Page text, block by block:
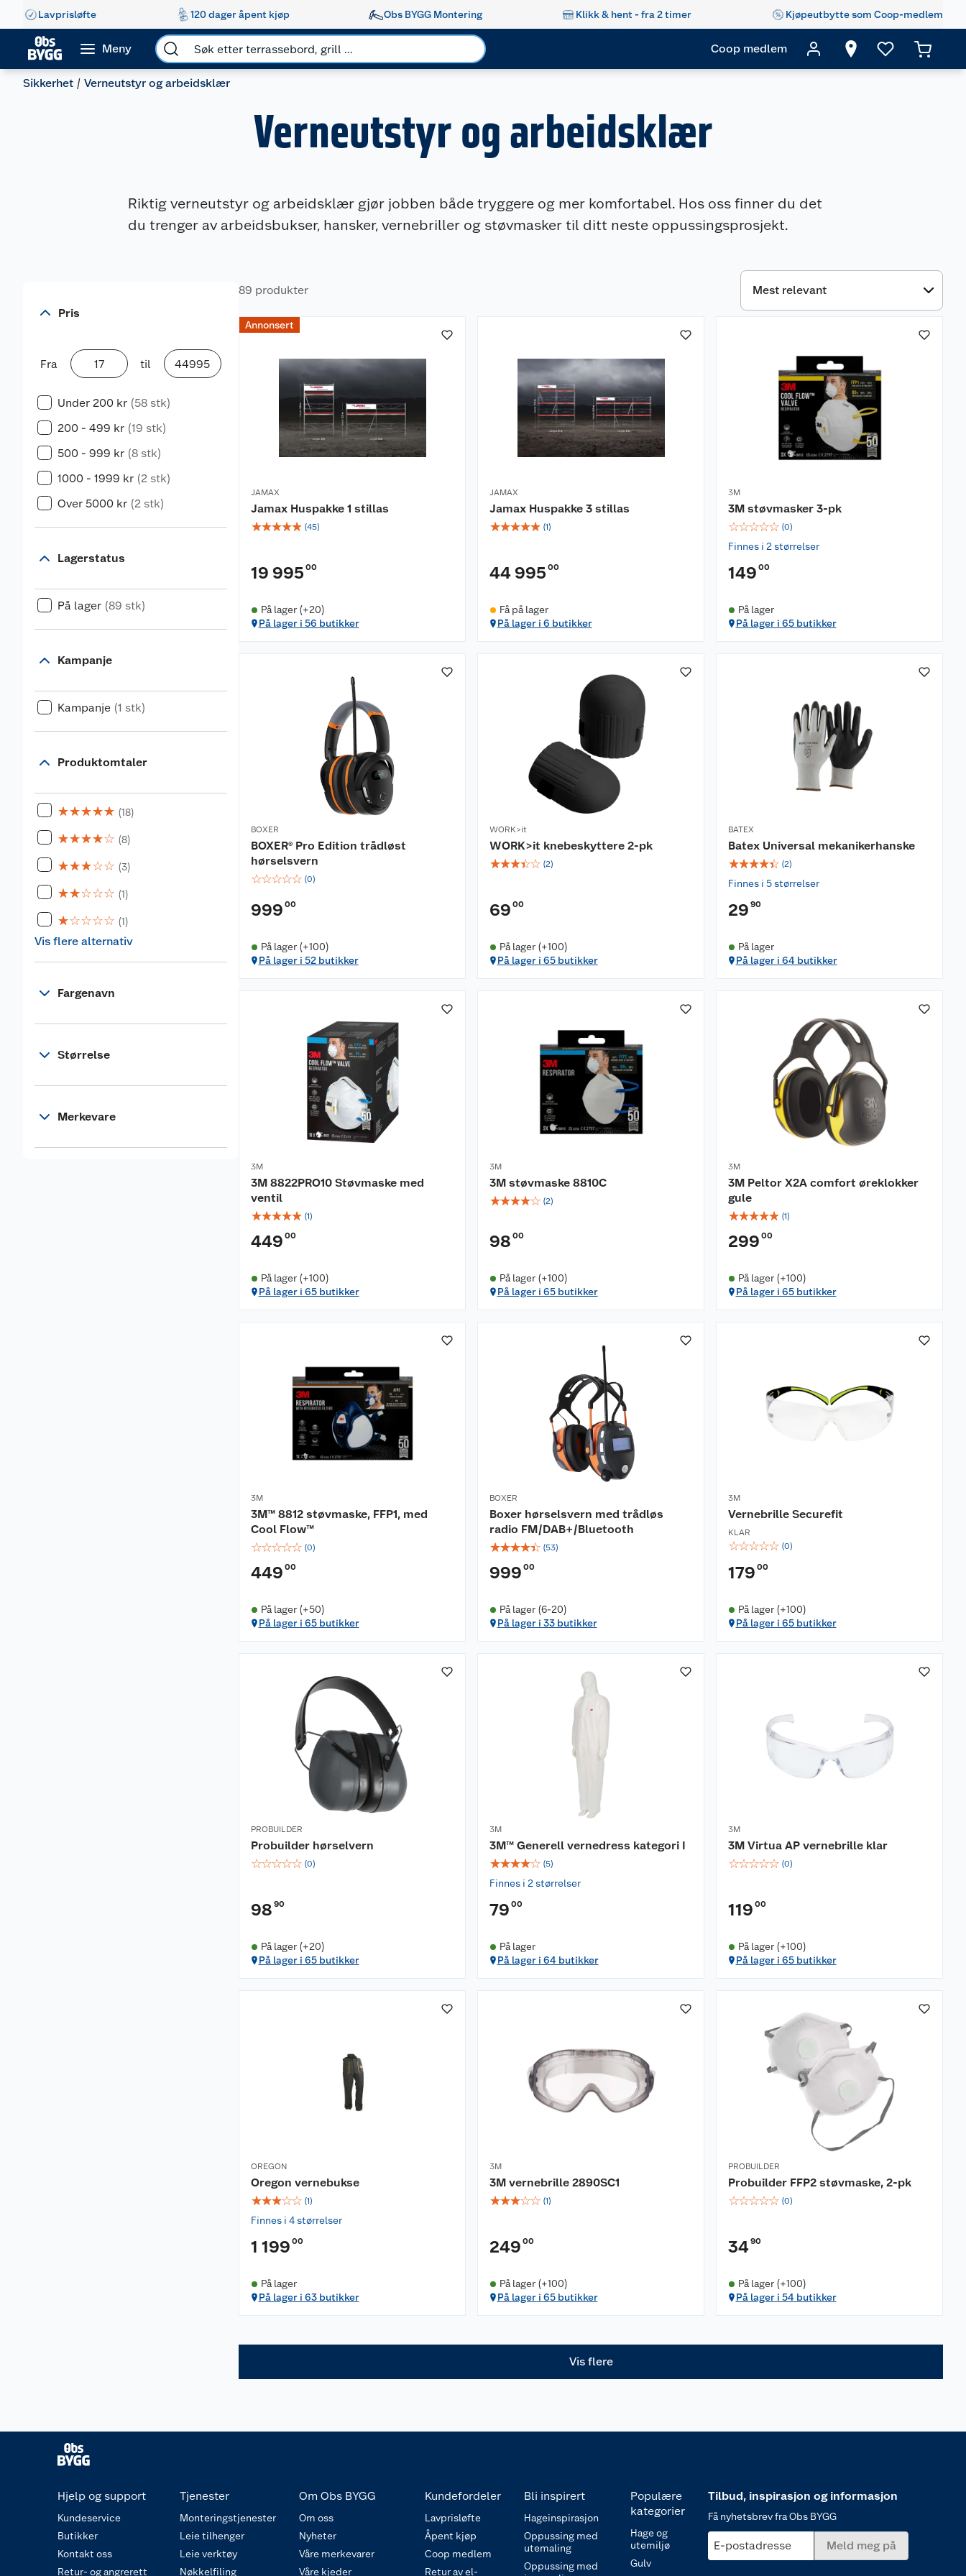
Lavprisløfte 120 dager åpent kjøp Obs BYGG Montering Klikk & hent - fra 2 timer Kjøpeutbytte som Coop-medlem
Meny Coop medlem
Sikkerhet Verneutstyr og arbeidsklær
Verneutstyr og arbeidsklær
Riktig verneutstyr og arbeidsklær gjør jobben både tryggere og mer komfortabel. Hos oss finner du det
du trenger av arbeidsbukser, hansker, vernebriller og støvmasker til ditt neste oppussingsprosjekt.
Pris
Fra til
Under 200 kr (58 stk)
200 - 499 kr (19 stk)
500 - 999 kr (8 stk)
1000 - 1999 kr (2 stk)
Over 5000 kr (2 stk)
Lagerstatus
På lager (89 stk)
Kampanje
Kampanje (1 stk)
Produktomtaler
☆☆☆☆☆ (18)
☆☆☆☆☆ (8)
☆☆☆☆☆ (3)
☆☆☆☆☆ (1)
☆☆☆☆☆ (1)
Vis flere alternativ
Fargenavn
Størrelse
Merkevare
89 produkter
Annonsert
JAMAX
Jamax Huspakke 1 stillas
☆☆☆☆☆ (45)
19 995 00
På lager (+20)
På lager i 56 butikker
JAMAX
Jamax Huspakke 3 stillas
☆☆☆☆☆ (1)
44 995 00
Få på lager
På lager i 6 butikker
3M
3M støvmasker 3-pk
☆☆☆☆☆ (0)
Finnes i 2 størrelser
149 00
På lager
På lager i 65 butikker
BOXER
BOXER® Pro Edition trådløst
hørselsvern
☆☆☆☆☆ (0)
999 00
På lager (+100)
På lager i 52 butikker
WORK>it
WORK>it knebeskyttere 2-pk
☆☆☆☆☆ (2)
69 00
På lager (+100)
På lager i 65 butikker
BATEX
Batex Universal mekanikerhanske
☆☆☆☆☆ (2)
Finnes i 5 størrelser
29 90
På lager
På lager i 64 butikker
3M
3M 8822PRO10 Støvmaske med
ventil
☆☆☆☆☆ (1)
449 00
På lager (+100)
På lager i 65 butikker
3M
3M støvmaske 8810C
☆☆☆☆☆ (2)
98 00
På lager (+100)
På lager i 65 butikker
3M
3M Peltor X2A comfort øreklokker
gule
☆☆☆☆☆ (1)
299 00
På lager (+100)
På lager i 65 butikker
3M
3M™ 8812 støvmaske, FFP1, med
Cool Flow™
☆☆☆☆☆ (0)
449 00
På lager (+50)
På lager i 65 butikker
BOXER
Boxer hørselsvern med trådløs
radio FM/DAB+/Bluetooth
☆☆☆☆☆ (53)
999 00
På lager (6-20)
På lager i 33 butikker
3M
Vernebrille Securefit
KLAR
☆☆☆☆☆ (0)
179 00
På lager (+100)
På lager i 65 butikker
PROBUILDER
Probuilder hørselvern
☆☆☆☆☆ (0)
98 90
På lager (+20)
På lager i 65 butikker
3M
3M™ Generell vernedress kategori I
☆☆☆☆☆ (5)
Finnes i 2 størrelser
79 00
På lager
På lager i 64 butikker
3M
3M Virtua AP vernebrille klar
☆☆☆☆☆ (0)
119 00
På lager (+100)
På lager i 65 butikker
OREGON
Oregon vernebukse
☆☆☆☆☆ (1)
Finnes i 4 størrelser
1 199 00
På lager
På lager i 63 butikker
3M
3M vernebrille 2890SC1
☆☆☆☆☆ (1)
249 00
På lager (+100)
På lager i 65 butikker
PROBUILDER
Probuilder FFP2 støvmaske, 2-pk
☆☆☆☆☆ (0)
3490
På lager (+100)
På lager i 54 butikker
Vis flere
Hjelp og support
Kundeservice
Butikker
Kontakt oss
Retur- og angrerett
Tjenester
Monteringstjenester
Leie tilhenger
Leie verktøy
Nøkkelfiling
Om Obs BYGG
Om oss
Nyheter
Våre merkevarer
Våre kjeder
Kundefordeler
Lavprisløfte
Åpent kjøp
Coop medlem
Retur av el-
Bli inspirert
Hageinspirasjon
Oppussing med
utemaling
Oppussing med
Populære
kategorier
Hage og
utemiljø
Gulv
Tilbud, inspirasjon og informasjon
Få nyhetsbrev fra Obs BYGG
E-postadresse Meld meg på